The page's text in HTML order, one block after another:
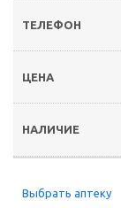
Выбрать аптеку